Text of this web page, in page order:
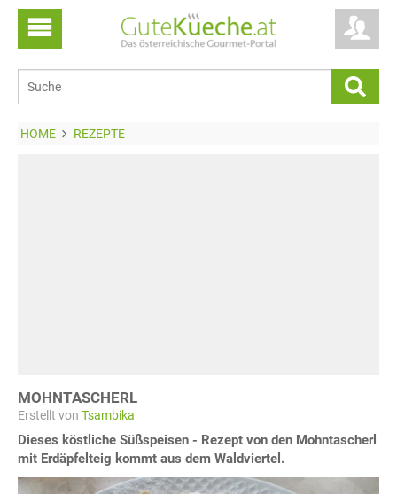
HOME REZEPTE
MOHNTASCHERL
Erstellt von Tsambika
Dieses köstliche Süßspeisen - Rezept von den Mohntascherl
mit Erdäpfelteig kommt aus dem Waldviertel.